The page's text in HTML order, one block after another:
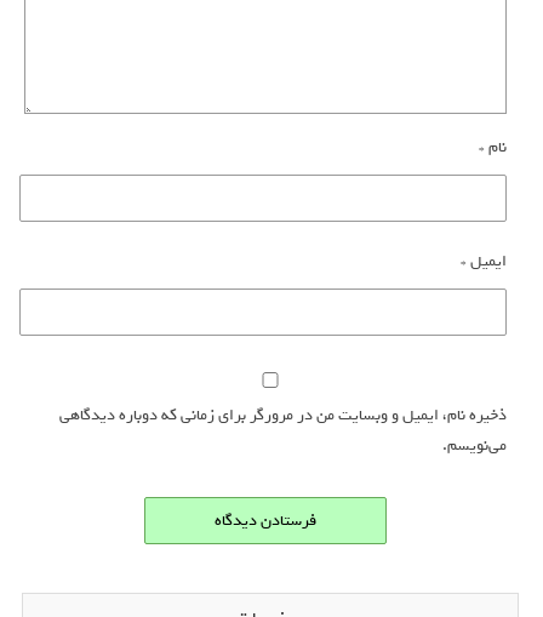
نام*
ایمیل*
ذخیره نام، ایمیل و وبسایت من در مرورگر برای زمانی که دوباره دیدگاهی
می‌نویسم.